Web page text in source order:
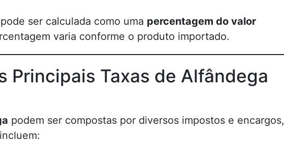
pode ser calculada como uma percentagem do valor
varia conforme o produto importado.
Principais Taxas de Alfândega
podem ser compostas por diversos impostos e encargos,